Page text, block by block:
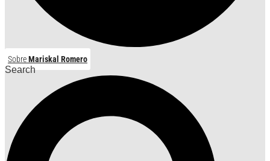
SobreMariskal Romero
Search